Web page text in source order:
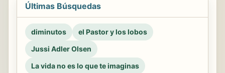
Últimas Búsquedas
diminutos
el Pastor y los lobos
Jussi Adler Olsen
La vida no es lo que te imaginas